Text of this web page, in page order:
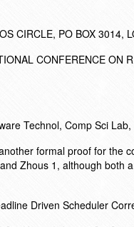
CIRCLE, PO BOX 3014,
CONFERENCE ON
Technol, Comp Sci
formal proof for the
Zhous 1, although both
Driven Scheduler